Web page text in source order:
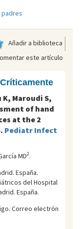
padres
Añadir a biblioteca
este artículo
K, Maroudi S,
of hand
at the 2
Pediatr Infect
MD2.
España.
del Hospital
España.
Correo electrón